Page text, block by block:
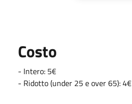
Costo
- Intero: 5€
- Ridotto (under 25 e over 65): 4€